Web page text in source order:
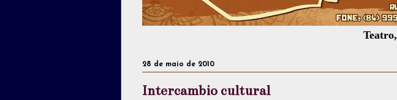
Teatro,
28 de maio de 2010
Intercambio cultural